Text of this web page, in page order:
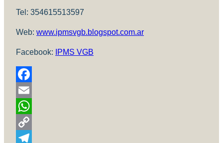
Tel: 354615513597
Web: www.ipmsvgb.blogspot.com.ar
Facebook: IPMS VGB
Facebook
Email
WhatsApp
Copy